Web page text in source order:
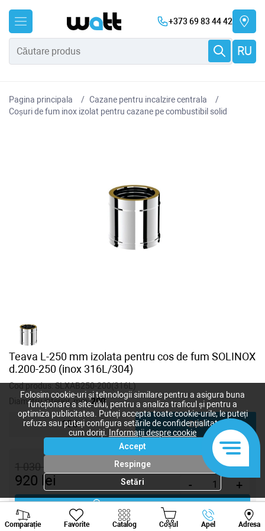
+373 69 83 44 42
RU
Pagina principala
Cazane pentru incalzire centrala
Coșuri de fum inox izolat pentru cazane pe combustibil solid
Teava L-250 mm izolata pentru cos de fum SOLINOX
d.200-250 (inox 316L/304)
Cod produs:SLXAB250-200(316L)
Diametru interior, mm:200
150 200
1 030lei
920 lei - +
Cumpără acum
Comparație Favorite Catalog Coșul Apel Adresa
Viber Whatsapp
Folosim cookie-uri și tehnologii similare pentru a asigura buna
funcționare a site-ului, pentru a analiza traficul și pentru a
optimiza publicitatea. Puteți accepta toate cookie-urile, le puteți
refuza sau puteți configura setările de confidențialitate după
cum doriți.
Informații despre cookie
Accept
Respinge
Setări